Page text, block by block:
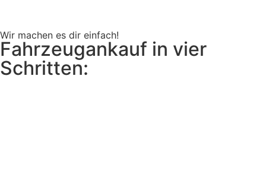
Wir machen es dir einfach!
Fahrzeug­ankauf in vier
Schritten: